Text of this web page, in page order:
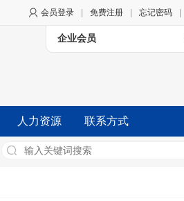
会员登录 免费注册 忘记密码
企业会员
人力资源 联系方式